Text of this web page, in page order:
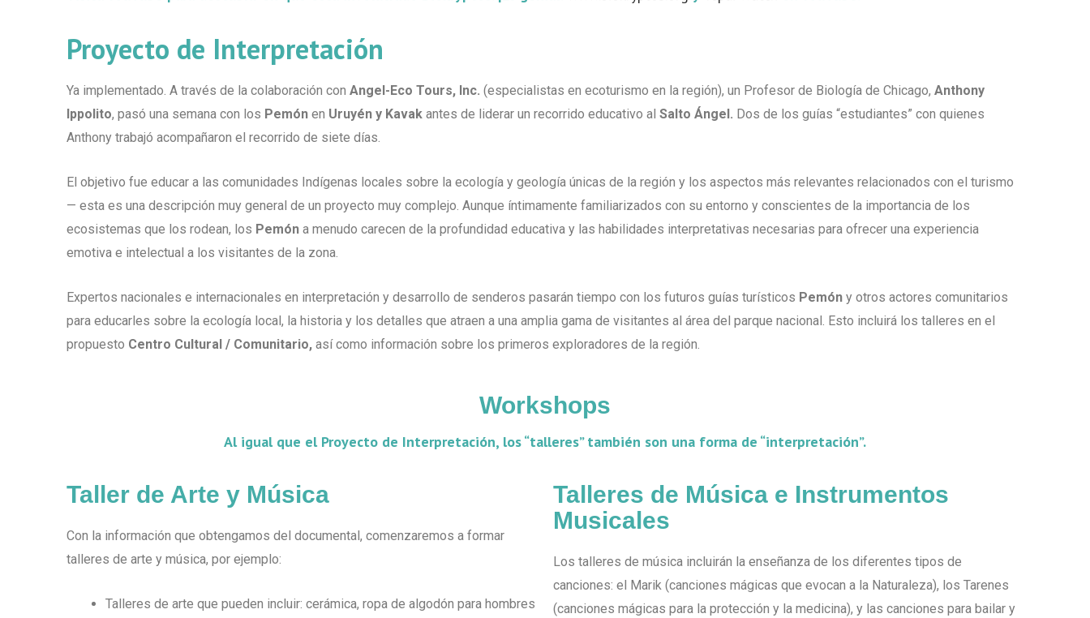
Proyecto de Interpretación
Ya implementado. A través de la colaboración con Angel-Eco Tours, Inc. (especialistas en ecoturismo en la región), un Profesor de Biología de Chicago, Anthony
Ippolito, pasó una semana con los Pemón en Uruyén y Kavak antes de liderar un recorrido educativo al Salto Ángel. Dos de los guías “estudiantes” con quienes
Anthony trabajó acompañaron el recorrido de siete días.
El objetivo fue educar a las comunidades Indígenas locales sobre la ecología y geología únicas de la región y los aspectos más relevantes relacionados con el turismo
— esta es una descripción muy general de un proyecto muy complejo. Aunque íntimamente familiarizados con su entorno y conscientes de la importancia de los
ecosistemas que los rodean, los Pemón a menudo carecen de la profundidad educativa y las habilidades interpretativas necesarias para ofrecer una experiencia
emotiva e intelectual a los visitantes de la zona.
Expertos nacionales e internacionales en interpretación y desarrollo de senderos pasarán tiempo con los futuros guías turísticos Pemón y otros actores comunitarios
para educarles sobre la ecología local, la historia y los detalles que atraen a una amplia gama de visitantes al área del parque nacional. Esto incluirá los talleres en el
propuesto Centro Cultural / Comunitario, así como información sobre los primeros exploradores de la región.
Workshops
Al igual que el Proyecto de Interpretación, los “talleres” también son una forma de “interpretación”.
Taller de Arte y Música
Con la información que obtengamos del documental, comenzaremos a formar
talleres de arte y música, por ejemplo:
Talleres de arte que pueden incluir: cerámica, ropa de algodón para hombres
Talleres de Música e Instrumentos
Musicales
Los talleres de música incluirán la enseñanza de los diferentes tipos de
canciones: el Marik (canciones mágicas que evocan a la Naturaleza), los Tarenes
(canciones mágicas para la protección y la medicina), y las canciones para bailar y